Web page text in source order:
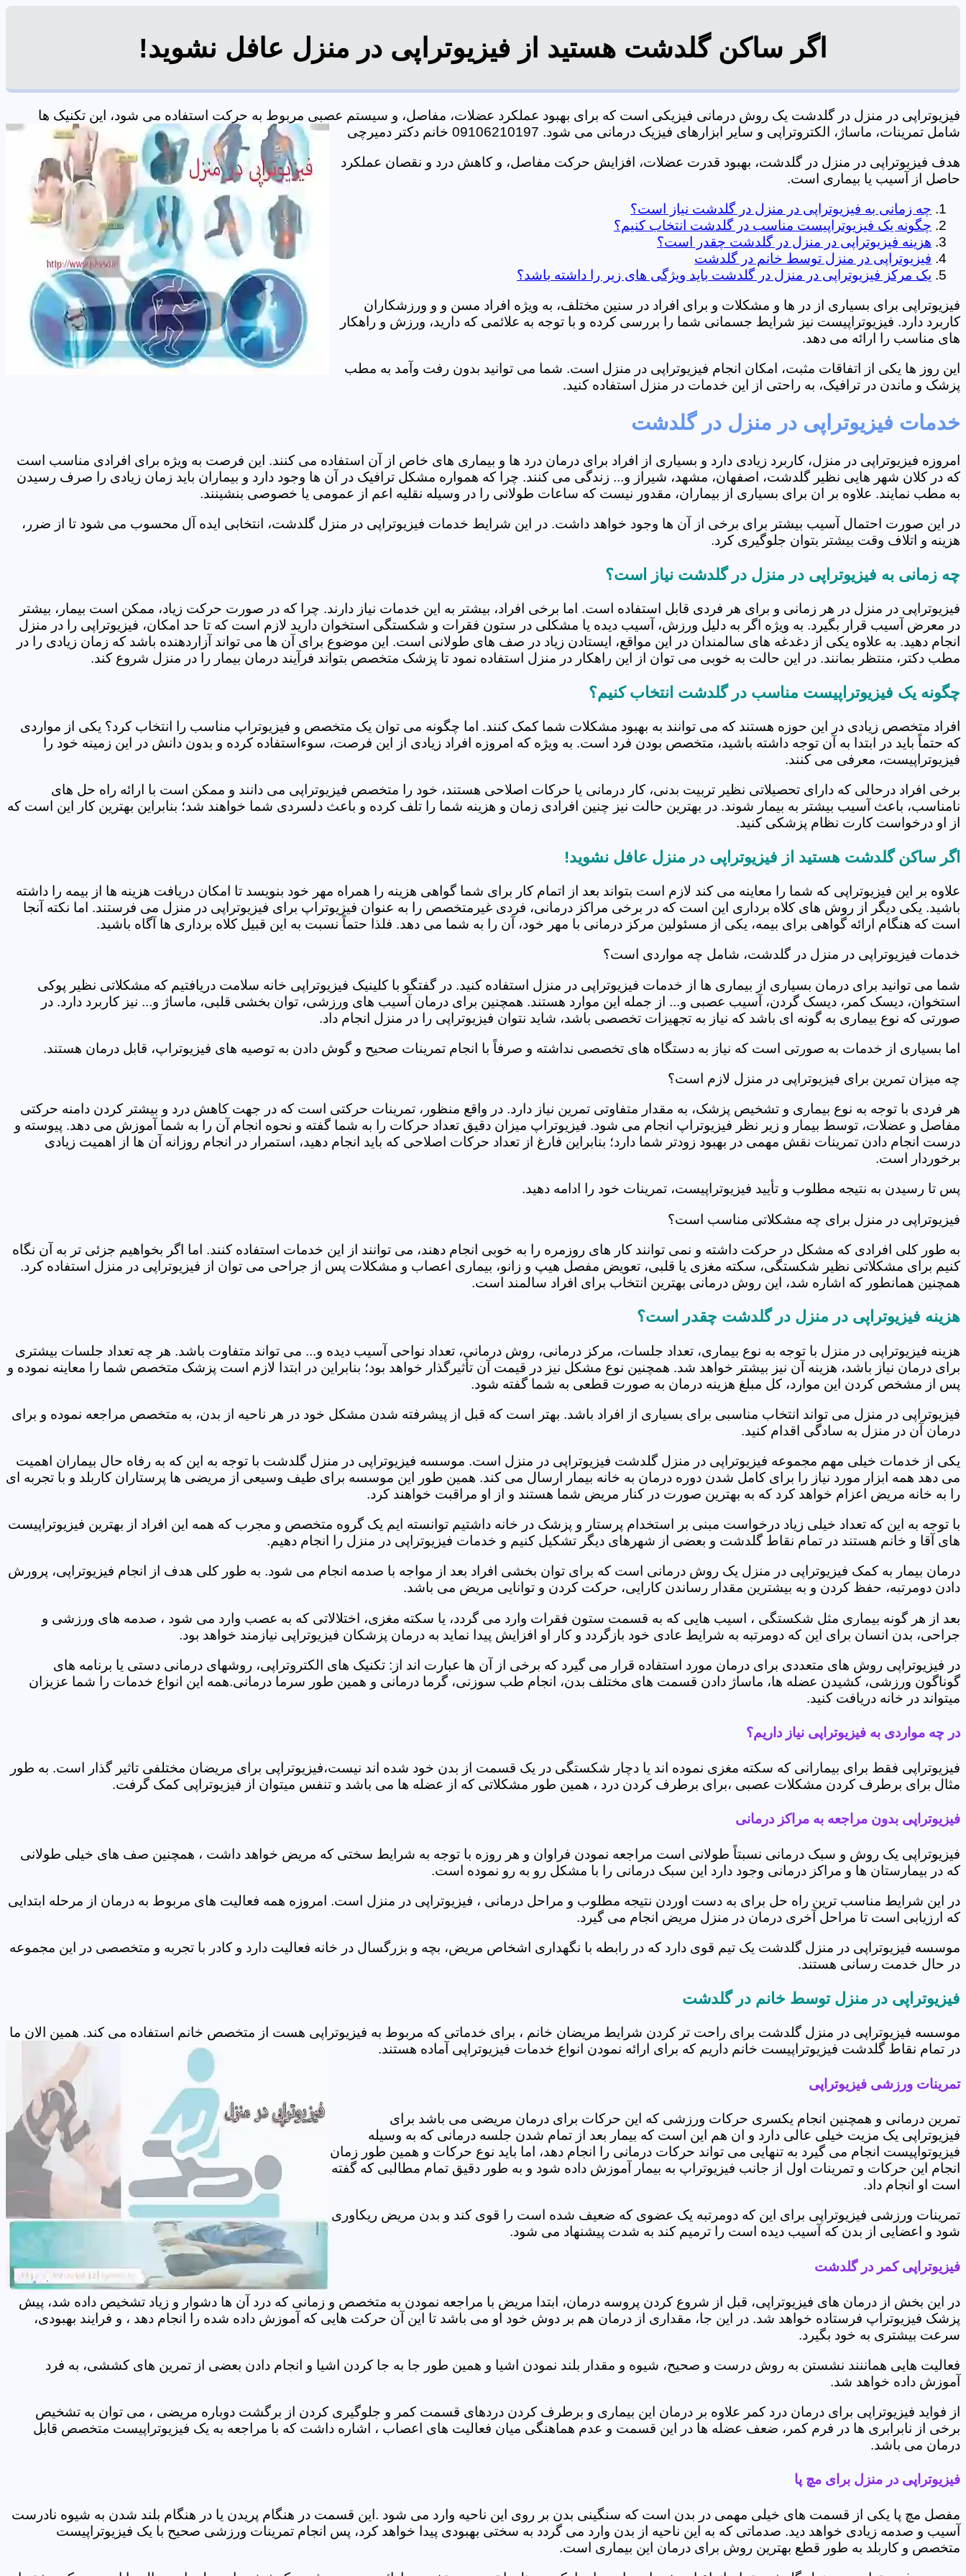
اگر ساکن گلدشت هستید از فیزیوتراپی در منزل عافل نشوید!
فیزیوتراپی در منزل در گلدشت یک روش درمانی فیزیکی است که برای بهبود عملکرد عضلات، مفاصل، و سیستم عصبی مربوط به حرکت استفاده می شود، این تکنیک ها
شامل تمرینات، ماساژ، الکتروتراپی و سایر ابزارهای فیزیک درمانی می شود. 09106210197 خانم دکتر دمیرچی
هدف فیزیوتراپی در منزل در گلدشت، بهبود قدرت عضلات، افزایش حرکت مفاصل، و کاهش درد و نقصان عملکرد
حاصل از آسیب یا بیماری است.
چه زمانی به فیزیوتراپی در منزل در گلدشت نیاز است؟
چگونه یک فیزیوتراپیست مناسب در گلدشت انتخاب کنیم؟
هزینه فیزیوتراپی در منزل در گلدشت چقدر است؟
فیزیوتراپی در منزل توسط خانم در گلدشت
یک مرکز فیزیوتراپی در منزل در گلدشت باید ویژگی های زیر را داشته باشد؟
فیزیوتراپی برای بسیاری از در ها و مشکلات و برای افراد در سنین مختلف، به ویژه افراد مسن و و ورزشکاران
کاربرد دارد. فیزیوتراپیست نیز شرایط جسمانی شما را بررسی کرده و با توجه به علائمی که دارید، ورزش و راهکار
های مناسب را ارائه می دهد.
این روز ها یکی از اتفاقات مثبت، امکان انجام فیزیوتراپی در منزل است. شما می توانید بدون رفت وآمد به مطب
پزشک و ماندن در ترافیک، به راحتی از این خدمات در منزل استفاده کنید.
خدمات فیزیوتراپی در منزل در گلدشت
امروزه فیزیوتراپی در منزل، کاربرد زیادی دارد و بسیاری از افراد برای درمان درد ها و بیماری های خاص از آن استفاده می کنند. این فرصت به ویژه برای افرادی مناسب است
که در کلان شهر هایی نظیر گلدشت، اصفهان، مشهد، شیراز و... زندگی می کنند. چرا که همواره مشکل ترافیک در آن ها وجود دارد و بیماران باید زمان زیادی را صرف رسیدن
به مطب نمایند. علاوه بر ان برای بسیاری از بیماران، مقدور نیست که ساعات طولانی را در وسیله نقلیه اعم از عمومی یا خصوصی بنشینند.
در این صورت احتمال آسیب بیشتر برای برخی از آن ها وجود خواهد داشت. در این شرایط خدمات فیزیوتراپی در منزل گلدشت، انتخابی ایده آل محسوب می شود تا از ضرر،
هزینه و اتلاف وقت بیشتر بتوان جلوگیری کرد.
چه زمانی به فیزیوتراپی در منزل در گلدشت نیاز است؟
فیزیوتراپی در منزل در هر زمانی و برای هر فردی قابل استفاده است. اما برخی افراد، بیشتر به این خدمات نیاز دارند. چرا که در صورت حرکت زیاد، ممکن است بیمار، بیشتر
در معرض آسیب قرار بگیرد. به ویژه اگر به دلیل ورزش، آسیب دیده یا مشکلی در ستون فقرات و شکستگی استخوان دارید لازم است که تا حد امکان، فیزیوتراپی را در منزل
انجام دهید. به علاوه یکی از دغدغه های سالمندان در این مواقع، ایستادن زیاد در صف های طولانی است. این موضوع برای آن ها می تواند آزاردهنده باشد که زمان زیادی را در
مطب دکتر، منتظر بمانند. در این حالت به خوبی می توان از این راهکار در منزل استفاده نمود تا پزشک متخصص بتواند فرآیند درمان بیمار را در منزل شروع کند.
چگونه یک فیزیوتراپیست مناسب در گلدشت انتخاب کنیم؟
افراد متخصص زیادی در این حوزه هستند که می توانند به بهبود مشکلات شما کمک کنند. اما چگونه می توان یک متخصص و فیزیوتراپ مناسب را انتخاب کرد؟ یکی از مواردی
که حتماً باید در ابتدا به آن توجه داشته باشید، متخصص بودن فرد است. به ویژه که امروزه افراد زیادی از این فرصت، سوءاستفاده کرده و بدون دانش در این زمینه خود را
فیزیوتراپیست، معرفی می کنند.
برخی افراد درحالی که دارای تحصیلاتی نظیر تربیت بدنی، کار درمانی یا حرکات اصلاحی هستند، خود را متخصص فیزیوتراپی می دانند و ممکن است با ارائه راه حل های
نامناسب، باعث آسیب بیشتر به بیمار شوند. در بهترین حالت نیز چنین افرادی زمان و هزینه شما را تلف کرده و باعث دلسردی شما خواهند شد؛ بنابراین بهترین کار این است که
از او درخواست کارت نظام پزشکی کنید.
اگر ساکن گلدشت هستید از فیزیوتراپی در منزل عافل نشوید!
علاوه بر این فیزیوتراپی که شما را معاینه می کند لازم است بتواند بعد از اتمام کار برای شما گواهی هزینه را همراه مهر خود بنویسد تا امکان دریافت هزینه ها از بیمه را داشته
باشید. یکی دیگر از روش های کلاه برداری این است که در برخی مراکز درمانی، فردی غیرمتخصص را به عنوان فیزیوتراپ برای فیزیوتراپی در منزل می فرستند. اما نکته آنجا
است که هنگام ارائه گواهی برای بیمه، یکی از مسئولین مرکز درمانی با مهر خود، آن را به شما می دهد. فلذا حتماً نسبت به این قبیل کلاه برداری ها آگاه باشید.
خدمات فیزیوتراپی در منزل در گلدشت، شامل چه مواردی است؟
شما می توانید برای درمان بسیاری از بیماری ها از خدمات فیزیوتراپی در منزل استفاده کنید. در گفتگو با کلینیک فیزیوتراپی خانه سلامت دریافتیم که مشکلاتی نظیر پوکی
استخوان، دیسک کمر، دیسک گردن، آسیب عصبی و... از جمله این موارد هستند. همچنین برای درمان آسیب های ورزشی، توان بخشی قلبی، ماساژ و... نیز کاربرد دارد. در
صورتی که نوع بیماری به گونه ای باشد که نیاز به تجهیزات تخصصی باشد، شاید نتوان فیزیوتراپی را در منزل انجام داد.
اما بسیاری از خدمات به صورتی است که نیاز به دستگاه های تخصصی نداشته و صرفاً با انجام تمرینات صحیح و گوش دادن به توصیه های فیزیوتراپ، قابل درمان هستند.
چه میزان تمرین برای فیزیوتراپی در منزل لازم است؟
هر فردی با توجه به نوع بیماری و تشخیص پزشک، به مقدار متفاوتی تمرین نیاز دارد. در واقع منظور، تمرینات حرکتی است که در جهت کاهش درد و بیشتر کردن دامنه حرکتی
مفاصل و عضلات، توسط بیمار و زیر نظر فیزیوتراپ انجام می شود. فیزیوتراپ میزان دقیق تعداد حرکات را به شما گفته و نحوه انجام آن را به شما آموزش می دهد. پیوسته و
درست انجام دادن تمرینات نقش مهمی در بهبود زودتر شما دارد؛ بنابراین فارغ از تعداد حرکات اصلاحی که باید انجام دهید، استمرار در انجام روزانه آن ها از اهمیت زیادی
برخوردار است.
پس تا رسیدن به نتیجه مطلوب و تأیید فیزیوتراپیست، تمرینات خود را ادامه دهید.
فیزیوتراپی در منزل برای چه مشکلاتی مناسب است؟
به طور کلی افرادی که مشکل در حرکت داشته و نمی توانند کار های روزمره را به خوبی انجام دهند، می توانند از این خدمات استفاده کنند. اما اگر بخواهیم جزئی تر به آن نگاه
کنیم برای مشکلاتی نظیر شکستگی، سکته مغزی یا قلبی، تعویض مفصل هیپ و زانو، بیماری اعصاب و مشکلات پس از جراحی می توان از فیزیوتراپی در منزل استفاده کرد.
همچنین همانطور که اشاره شد، این روش درمانی بهترین انتخاب برای افراد سالمند است.
هزینه فیزیوتراپی در منزل در گلدشت چقدر است؟
هزینه فیزیوتراپی در منزل با توجه به نوع بیماری، تعداد جلسات، مرکز درمانی، روش درمانی، تعداد نواحی آسیب دیده و... می تواند متفاوت باشد. هر چه تعداد جلسات بیشتری
برای درمان نیاز باشد، هزینه آن نیز بیشتر خواهد شد. همچنین نوع مشکل نیز در قیمت آن تأثیرگذار خواهد بود؛ بنابراین در ابتدا لازم است پزشک متخصص شما را معاینه نموده و
پس از مشخص کردن این موارد، کل مبلغ هزینه درمان به صورت قطعی به شما گفته شود.
فیزیوتراپی در منزل می تواند انتخاب مناسبی برای بسیاری از افراد باشد. بهتر است که قبل از پیشرفته شدن مشکل خود در هر ناحیه از بدن، به متخصص مراجعه نموده و برای
درمان آن در منزل به سادگی اقدام کنید.
یکی از خدمات خیلی مهم مجموعه فیزیوتراپی در منزل گلدشت فیزیوتراپی در منزل است. موسسه فیزیوتراپی در منزل گلدشت با توجه به این که به رفاه حال بیماران اهمیت
می دهد همه ابزار مورد نیاز را برای کامل شدن دوره درمان به خانه بیمار ارسال می کند. همین طور این موسسه برای طیف وسیعی از مریضی ها پرستاران کاربلد و با تجربه ای
را به خانه مریض اعزام خواهد کرد که به بهترین صورت در کنار مریض شما هستند و از او مراقبت خواهند کرد.
با توجه به این که تعداد خیلی زیاد درخواست مبنی بر استخدام پرستار و پزشک در خانه داشتیم توانسته ایم یک گروه متخصص و مجرب که همه این افراد از بهترین فیزیوتراپیست
های آقا و خانم هستند در تمام نقاط گلدشت و بعضی از شهرهای دیگر تشکیل کنیم و خدمات فیزیوتراپی در منزل را انجام دهیم.
درمان بیمار به کمک فیزیوتراپی در منزل یک روش درمانی است که برای توان بخشی افراد بعد از مواجه با صدمه انجام می شود. به طور کلی هدف از انجام فیزیوتراپی، پرورش
دادن دومرتبه، حفظ کردن و به بیشترین مقدار رساندن کارایی، حرکت کردن و توانایی مریض می باشد.
بعد از هر گونه بیماری مثل شکستگی ، اسیب هایی که به قسمت ستون فقرات وارد می گردد، یا سکته مغزی، اختلالاتی که به عصب وارد می شود ، صدمه های ورزشی و
جراحی، بدن انسان برای این که دومرتبه به شرایط عادی خود بازگردد و کار او افزایش پیدا نماید به درمان پزشکان فیزیوتراپی نیازمند خواهد بود.
در فیزیوتراپی روش های متعددی برای درمان مورد استفاده قرار می گیرد که برخی از آن ها عبارت اند از: تکنیک های الکتروتراپی، روشهای درمانی دستی یا برنامه های
گوناگون ورزشی، کشیدن عضله ها، ماساژ دادن قسمت های مختلف بدن، انجام طب سوزنی، گرما درمانی و همین طور سرما درمانی.همه این انواع خدمات را شما عزیزان
میتواند در خانه دریافت کنید.
در چه مواردی به فیزیوتراپی نیاز داریم؟
فیزیوتراپی فقط برای بیمارانی که سکته مغزی نموده اند یا دچار شکستگی در یک قسمت از بدن خود شده اند نیست،فیزیوتراپی برای مریضان مختلفی تاثیر گذار است. به طور
مثال برای برطرف کردن مشکلات عصبی ،برای برطرف کردن درد ، همین طور مشکلاتی که از عضله ها می باشد و تنفس میتوان از فیزیوتراپی کمک گرفت.
فیزیوتراپی بدون مراجعه به مراکز درمانی
فیزیوتراپی یک روش و سبک درمانی نسبتاً طولانی است مراجعه نمودن فراوان و هر روزه با توجه به شرایط سختی که مریض خواهد داشت ، همچنین صف های خیلی طولانی
که در بیمارستان ها و مراکز درمانی وجود دارد این سبک درمانی را با مشکل رو به رو نموده است.
در این شرایط مناسب ترین راه حل برای به دست اوردن نتیجه مطلوب و مراحل درمانی ، فیزیوتراپی در منزل است. امروزه همه فعالیت های مربوط به درمان از مرحله ابتدایی
که ارزیابی است تا مراحل آخری درمان در منزل مریض انجام می گیرد.
موسسه فیزیوتراپی در منزل گلدشت یک تیم قوی دارد که در رابطه با نگهداری اشخاص مریض، بچه و بزرگسال در خانه فعالیت دارد و کادر با تجربه و متخصصی در این مجموعه
در حال خدمت رسانی هستند.
فیزیوتراپی در منزل توسط خانم در گلدشت
موسسه فیزیوتراپی در منزل گلدشت برای راحت تر کردن شرایط مریضان خانم ، برای خدماتی که مربوط به فیزیوتراپی هست از متخصص خانم استفاده می کند. همین الان ما
در تمام نقاط گلدشت فیزیوتراپیست خانم داریم که برای ارائه نمودن انواع خدمات فیزیوتراپی آماده هستند.
تمرینات ورزشی فیزیوتراپی
تمرین درمانی و همچنین انجام یکسری حرکات ورزشی که این حرکات برای درمان مریضی می باشد برای
فیزیوتراپی یک مزیت خیلی عالی دارد و ان هم این است که بیمار بعد از تمام شدن جلسه درمانی که به وسیله
فیزیوتواپیست انجام می گیرد به تنهایی می تواند حرکات درمانی را انجام دهد، اما باید نوع حرکات و همین طور زمان
انجام این حرکات و تمرینات اول از جانب فیزیوتراپ به بیمار آموزش داده شود و به طور دقیق تمام مطالبی که گفته
است او انجام داد.
تمرینات ورزشی فیزیوتراپی برای این که دومرتبه یک عضوی که ضعیف شده است را قوی کند و بدن مریض ریکاوری
شود و اعضایی از بدن که آسیب دیده است را ترمیم کند به شدت پیشنهاد می شود.
فیزیوتراپی کمر در گلدشت
در این بخش از درمان های فیزیوتراپی، قبل از شروع کردن پروسه درمان، ابتدا مریض با مراجعه نمودن به متخصص و زمانی که درد آن ها دشوار و زیاد تشخیص داده شد، پیش
پزشک فیزیوتراپ فرستاده خواهد شد. در این جا، مقداری از درمان هم بر دوش خود او می باشد تا این آن حرکت هایی که آموزش داده شده را انجام دهد ، و فرایند بهبودی،
سرعت بیشتری به خود بگیرد.
فعالیت هایی هماننند نشستن به روش درست و صحیح، شیوه و مقدار بلند نمودن اشیا و همین طور جا به جا کردن اشیا و انجام دادن بعضی از تمرین های کششی، به فرد
آموزش داده خواهد شد.
از فواید فیزیوتراپی برای درمان درد کمر علاوه بر درمان این بیماری و برطرف کردن دردهای قسمت کمر و جلوگیری کردن از برگشت دوباره مریضی ، می توان به تشخیص
برخی از نابرابری ها در فرم کمر، ضعف عضله ها در این قسمت و عدم هماهنگی میان فعالیت های اعصاب ، اشاره داشت که با مراجعه به یک فیزیوتراپیست متخصص قابل
درمان می باشد.
فیزیوتراپی در منزل برای مچ پا
مفصل مچ پا یکی از قسمت های خیلی مهمی در بدن است که سنگینی بدن بر روی این ناحیه وارد می شود .این قسمت در هنگام پریدن یا در هنگام بلند شدن به شیوه نادرست
آسیب و صدمه زیادی خواهد دید. صدماتی که به این ناحیه از بدن وارد می گردد به سختی بهبودی پیدا خواهد کرد، پس انجام تمرینات ورزشی صحیح با یک فیزیوتراپیست
متخصص و کاربلد به طور قطع بهترین روش برای درمان این بیماری است.